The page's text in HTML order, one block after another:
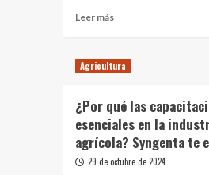
Leer másLeer
MIDAGRI
despliega
de
especialistas
para
recuperar
a
Agricultura
¿Por qué las
esenciales en la
agrícola? Syngenta te
29 de octubre de 2024